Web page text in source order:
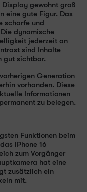
Display gewohnt groß
eine gute Figur. Das
scharfe und
dynamische
jederzeit an
sind Inhalte
gut sichtbar.
Generation
vorhanden. Diese
Informationen
zu belegen.
Funktionen beim
iPhone 16
zum Vorgänger
hat eine
zusätzlich ein
mit.